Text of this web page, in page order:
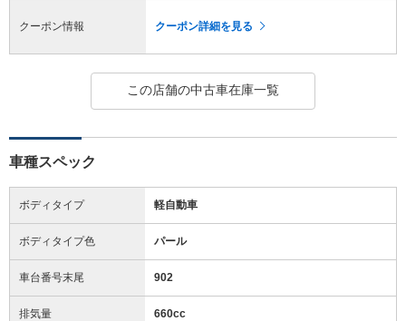
クーポン情報 クーポン詳細を見る
この店舗の中古車在庫一覧
車種スペック
ボディタイプ 軽自動車
ボディタイプ色 パール
車台番号末尾 902
排気量 660cc